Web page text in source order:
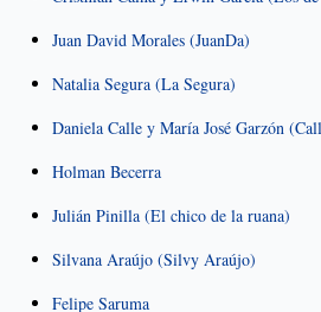
Juan David Morales (JuanDa)
Natalia Segura (La Segura)
Daniela Calle y María José Garzón
Holman Becerra
Julián Pinilla (El chico de la ruana)
Silvana Araújo (Silvy Araújo)
Felipe Saruma